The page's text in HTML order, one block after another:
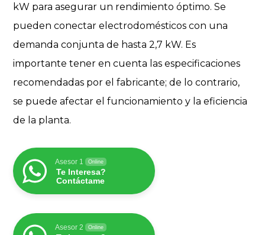
kW para asegurar un rendimiento óptimo. Se
pueden conectar electrodomésticos con una
demanda conjunta de hasta 2,7 kW. Es
importante tener en cuenta las especificaciones
recomendadas por el fabricante; de lo contrario,
se puede afectar el funcionamiento y la eficiencia
de la planta.
Asesor 1 Online
Te Interesa?
Contáctame
Asesor 2 Online